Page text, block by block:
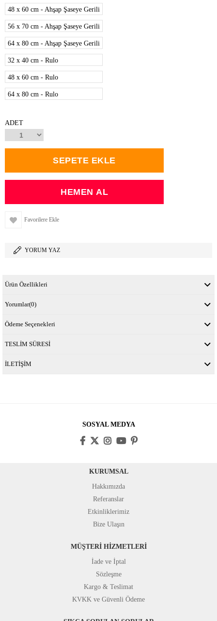
48 x 60 cm - Ahşap Şaseye Gerili
56 x 70 cm - Ahşap Şaseye Gerili
64 x 80 cm - Ahşap Şaseye Gerili
32 x 40 cm - Rulo
48 x 60 cm - Rulo
64 x 80 cm - Rulo
ADET
Favorilere Ekle
YORUM YAZ
Ürün Özellikleri
Yorumlar(0)
Ödeme Seçenekleri
TESLİM SÜRESİ
İLETİŞİM
SOSYAL MEDYA
KURUMSAL
Hakkımızda
Referanslar
Etkinliklerimiz
Bize Ulaşın
MÜŞTERİ HİZMETLERİ
İade ve İptal
Sözleşme
Kargo & Teslimat
KVKK ve Güvenli Ödeme